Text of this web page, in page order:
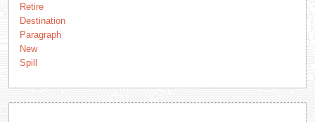
Retire
Destination
Paragraph
New
Spill